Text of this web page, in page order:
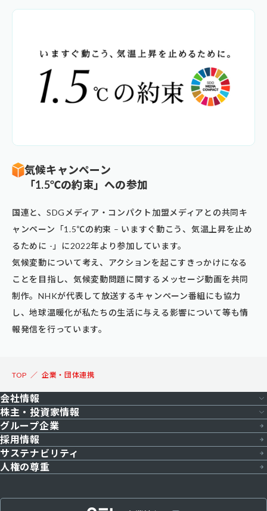
気候キャンペーン
「1.5℃の約束」への参加
国連と、SDGメディア・コンパクト加盟メディアとの共同キ
ャンペーン「1.5℃の約束 – いますぐ動こう、気温上昇を止め
るために -」に2022年より参加しています。
気候変動について考え、アクションを起こすきっかけになる
ことを目指し、気候変動問題に関するメッセージ動画を共同
制作。NHKが代表して放送するキャンペーン番組にも協力
し、地球温暖化が私たちの生活に与える影響について等も情
報発信を行っています。
TOP 企業・団体連携
会社情報
会社概要
役員一覧
組織体制
トップメッセージ
株主・投資家情報
株主・投資家情報トップ
決算短信
グループ企業
採用情報
サステナビリティ
人権の尊重